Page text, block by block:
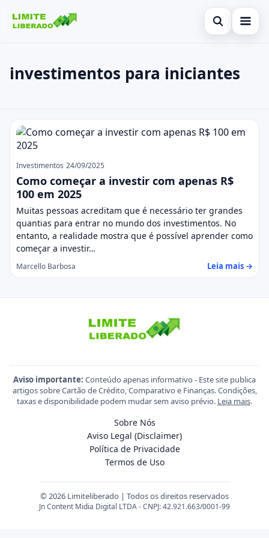
Abrir busca
Investimentos
Legal
Pressione Enter para buscar ou ESC para fechar.
investimentos para iniciantes
investimentos para iniciantes
Investimentos 24/09/2025
Como começar a investir com apenas R$
100 em 2025
Muitas pessoas acreditam que é necessário ter grandes
quantias para entrar no mundo dos investimentos. No
entanto, a realidade mostra que é possível aprender como
começar a investir…
Marcello Barbosa Leia mais →
Aviso importante: Conteúdo apenas informativo - Este site publica
artigos sobre Cartão de Crédito, Comparativo e Finanças. Condições,
taxas e disponibilidade podem mudar sem aviso prévio. Leia mais.
Sobre Nós
Aviso Legal (Disclaimer)
Política de Privacidade
Termos de Uso
© 2026 Limiteliberado | Todos os direitos reservados
Jn Content Midia Digital LTDA - CNPJ: 42.921.663/0001-99